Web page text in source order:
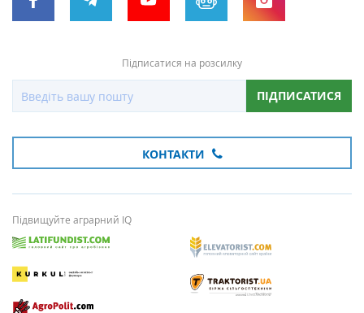
Підписатися на розсилку
ПІДПИСАТИСЯ
КОНТАКТИ
Підвищуйте аграрний IQ